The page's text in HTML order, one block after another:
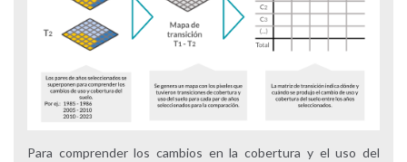
Para comprender los cambios en la cobertura y el uso del